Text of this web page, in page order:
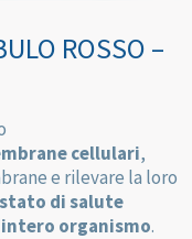
ROSSO –
cellulari,
e rilevare la loro
di salute
organismo.